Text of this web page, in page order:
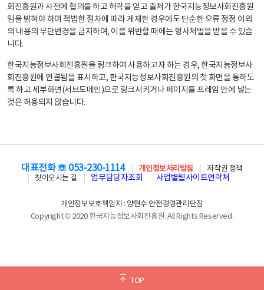
회진흥원과 사전에 협의를 하고 허락을 얻고 출처가 한국지능정보사회진흥원
임을 밝혀야 하며 적법한 절차에 따라 게재한 경우에도 단순한 오류 정정 이외
의 내용의 무단변경을 금지하며, 이를 위반할 때에는 형사처벌을 받을 수 있습
니다.
한국지능정보사회진흥원을 링크하여 사용하고자 하는 경우, 한국지능정보사
회진흥원에 연결됨을 표시하고, 한국지능정보사회진흥원의 첫 화면을 통하도
록 하고 세부화면(서브도메인)으로 링크시키거나 페이지를 프레임 안에 넣는
것은 허용되지 않습니다.
TOP
대표전화 ☏ 053-230-1114 개인정보처리방침
저작권 정책
찾아오시는 길
업무담당자조회 사업별웹사이트연락처
개인정보보호책임자 : 양현수 안전경영관리단장
Copyright © 2020 한국지능정보사회진흥원. All Rights Reserved.